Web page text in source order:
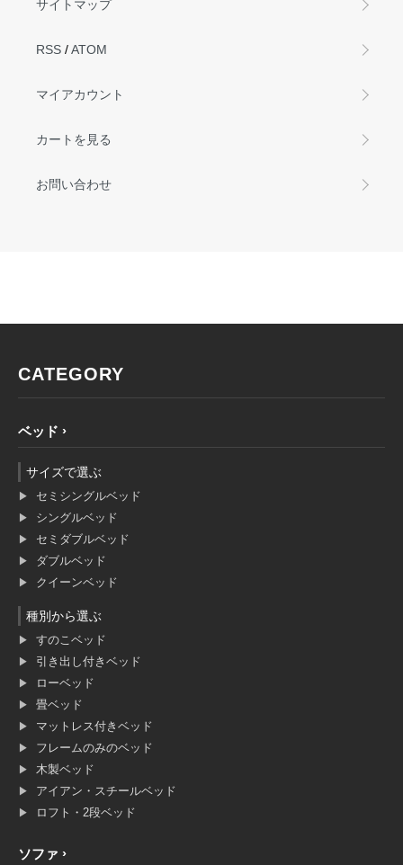
サイトマップ
RSS /ATOM
マイアカウント
カートを見る
お問い合わせ
CATEGORY
ベッド
サイズで選ぶ
セミシングルベッド
シングルベッド
セミダブルベッド
ダブルベッド
クイーンベッド
種別から選ぶ
すのこベッド
引き出し付きベッド
ローベッド
畳ベッド
マットレス付きベッド
フレームのみのベッド
木製ベッド
アイアン・スチールベッド
ロフト・2段ベッド
ソファ